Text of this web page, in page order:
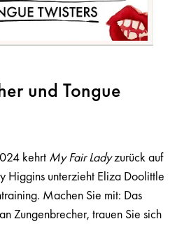
und Tongue
kehrt My Fair Ladyzurück auf
Higgins unterzieht Eliza Doolittle
Machen Sie mit: Das
Zungenbrecher, trauen Sie sich